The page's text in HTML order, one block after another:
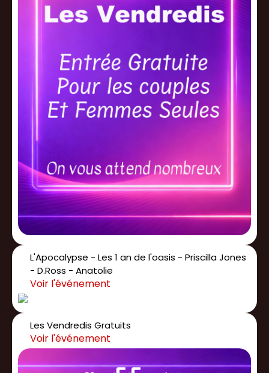
L'Apocalypse - Les 1 an de l'oasis - Priscilla Jones
- D.Ross - Anatolie
Les Vendredis Gratuits